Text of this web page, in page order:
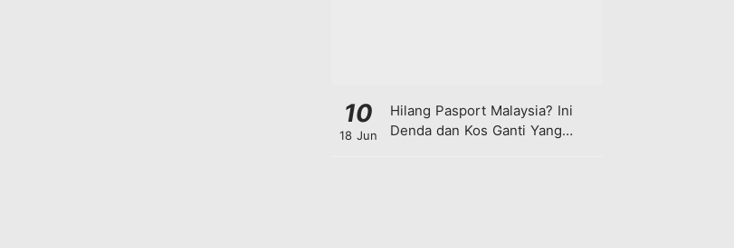
10
18 Jun
Hilang Pasport Malaysia? Ini
Denda dan Kos Ganti Yang